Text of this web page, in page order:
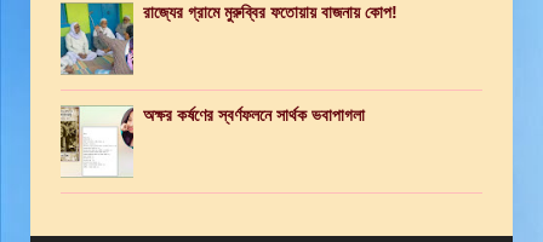
রাজ্যের গ্রামে মুরুব্বির ফতোয়ায় বাজনায় কোপ!
অক্ষর কর্ষণের স্বর্ণফলনে সার্থক ভবাপাগলা